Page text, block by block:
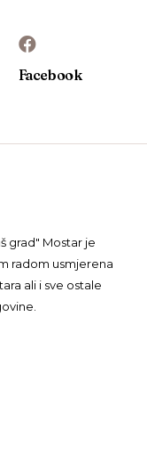
Facebook
grad" Mostar je
radom usmjerena
ali i sve ostale